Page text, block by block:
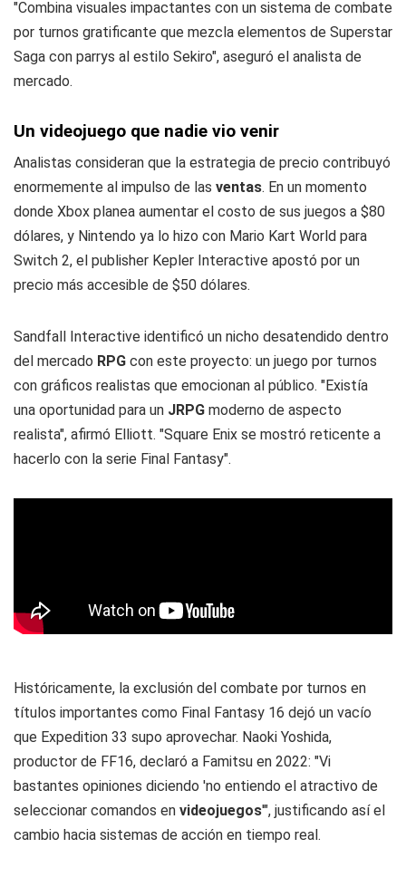
"Combina visuales impactantes con un sistema de combate
por turnos gratificante que mezcla elementos de Superstar
Saga con parrys al estilo Sekiro", aseguró el analista de
mercado.
Un videojuego que nadie vio venir
Analistas consideran que la estrategia de precio contribuyó
enormemente al impulso de las ventas. En un momento
donde Xbox planea aumentar el costo de sus juegos a $80
dólares, y Nintendo ya lo hizo con Mario Kart World para
Switch 2, el publisher Kepler Interactive apostó por un
precio más accesible de $50 dólares.
Sandfall Interactive identificó un nicho desatendido dentro
del mercado RPG con este proyecto: un juego por turnos
con gráficos realistas que emocionan al público. "Existía
una oportunidad para un JRPG moderno de aspecto
realista", afirmó Elliott. "Square Enix se mostró reticente a
hacerlo con la serie Final Fantasy".
Históricamente, la exclusión del combate por turnos en
títulos importantes como Final Fantasy 16 dejó un vacío
que Expedition 33 supo aprovechar. Naoki Yoshida,
productor de FF16, declaró a Famitsu en 2022: "Vi
bastantes opiniones diciendo 'no entiendo el atractivo de
seleccionar comandos en videojuegos'", justificando así el
cambio hacia sistemas de acción en tiempo real.